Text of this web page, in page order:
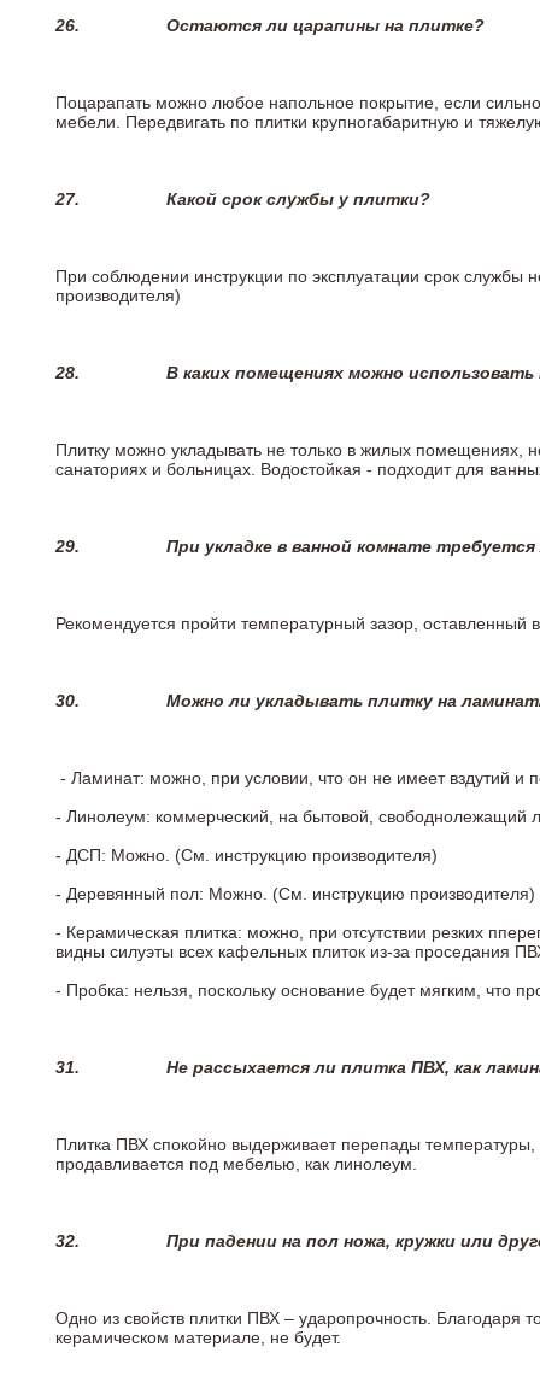
26. Остаются ли царапины на плитке?
Поцарапать можно любое напольное покрытие, если
мебели. Передвигать по плитки крупногабаритную и
27. Какой срок службы у плитки?
При соблюдении инструкции по эксплуатации срок
производителя)
28. В каких помещениях можно
Плитку можно укладывать не только в жилых помещениях,
санаториях и больницах. Водостойкая - подходит для
29. При укладке в ванной комнате
Рекомендуется пройти температурный зазор,
30. Можно ли укладывать плитку на
- Ламинат: можно, при условии, что он не имеет вздутий
- Линолеум: коммерческий, на бытовой, свободнолежащий
- ДСП: Можно. (См. инструкцию производителя)
- Деревянный пол: Можно. (См. инструкцию производителя)
- Керамическая плитка: можно, при отсутствии резких
видны силуэты всех кафельных плиток из-за проседания
- Пробка: нельзя, поскольку основание будет мягким, что
31. Не рассыхается ли плитка ПВХ, как
Плитка ПВХ спокойно выдерживает перепады температуры,
продавливается под мебелью, как линолеум.
32. При падении на пол ножа, кружки или
Одно из свойств плитки ПВХ – ударопрочность. Благодаря
керамическом материале, не будет.